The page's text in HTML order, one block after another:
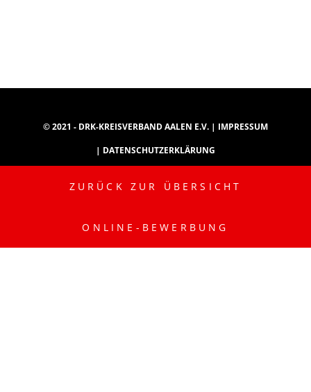
© 2021 - DRK-KREISVERBAND AALEN E.V. | IMPRESSUM
| DATENSCHUTZERKLÄRUNG
INSTAGRAM
YOUTUBE
ZURÜCK ZUR ÜBERSICHT
ONLINE-BEWERBUNG